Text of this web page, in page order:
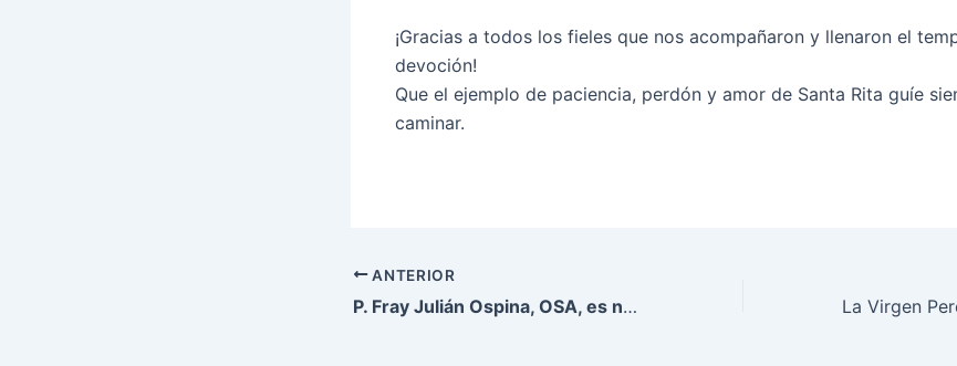
¡Gracias a todos los fieles que nos acompañaron y llenaron el
devoción!
Que el ejemplo de paciencia, perdón y amor de Santa Rita guíe
caminar.
ANTERIOR
P. Fray Julián Ospina, OSA, es nombrado miembro de la Comisión de Pastoral y Misión para la Misión Digital